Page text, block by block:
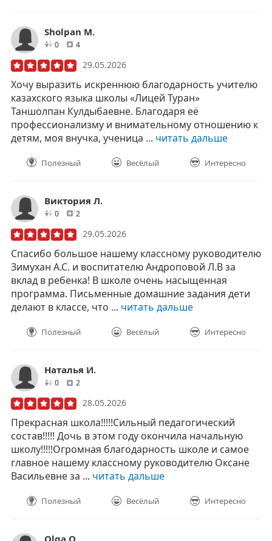
Sholpan M.
0друзей
4отзывов
29.05.2026
Хочу выразить искреннюю благодарность учителю
казахского языка школы «Лицей Туран»
Таншолпан Кулдыбаевне. Благодаря её
профессионализму и внимательному отношению к
детям, моя внучка, ученица ... читать дальше
Полезный Весёлый Интересно
Виктория Л.
0друзей
2
29.05.2026
Спасибо большое нашему классному руководителю
Зимухан А.С. и воспитателю Андроповой Л.В за
вклад в ребенка! В школе очень насыщенная
программа. Письменные домашние задания дети
делают в классе, что ... читать дальше
Полезный Весёлый Интересно
Наталья И.
0друзей
2
28.05.2026
Прекрасная школа!!!!!Сильный педагогический
состав!!!!! Дочь в этом году окончила начальную
школу!!!!!Огромная благодарность школе и самое
главное нашему классному руководителю Оксане
Васильевне за ... читать дальше
Полезный Весёлый Интересно